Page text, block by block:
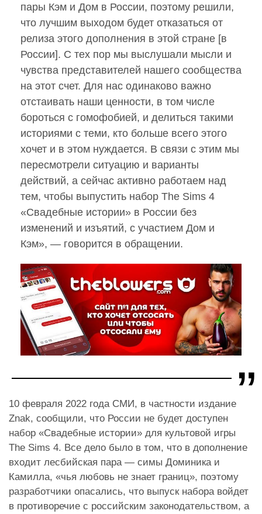
пары Кэм и Дом в России, поэтому решили,
что лучшим выходом будет отказаться от
релиза этого дополнения в этой стране [в
России]. С тех пор мы выслушали мысли и
чувства представителей нашего сообщества
на этот счет. Для нас одинаково важно
отстаивать наши ценности, в том числе
бороться с гомофобией, и делиться такими
историями с теми, кто больше всего этого
хочет и в этом нуждается. В связи с этим мы
пересмотрели ситуацию и варианты
действий, а сейчас активно работаем над
тем, чтобы выпустить набор The Sims 4
«Свадебные истории» в России без
изменений и изъятий, с участием Дом и
Кэм», — говорится в обращении.
10 февраля 2022 года СМИ, в частности издание
Znak, сообщили, что России не будет доступен
набор «Свадебные истории» для культовой игры
The Sims 4. Все дело было в том, что в дополнение
входит лесбийская пара — симы Доминика и
Камилла, «чья любовь не знает границ», поэтому
разработчики опасались, что выпуск набора войдет
в противоречие с российским законодательством, а